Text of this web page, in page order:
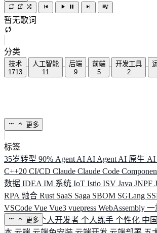
暂无歌词
分类
技术
1713
人工智能
11
后端
9
前端
5
开发工具
2
更多
标签
35岁转型 90% Agent AI AI Agent AI 原生 AI
C++20 CI/CD Claude Claude Code
数据 IDEA IM 系统 IoT Istio ISV Java JNPF
RPA 融合 Rust SaaS Saga SBOM SGLang
VSCode Vue Vue3 vuepress WebAssembly 一
业务连续个人开发者 个人练手 个性化 中
更多